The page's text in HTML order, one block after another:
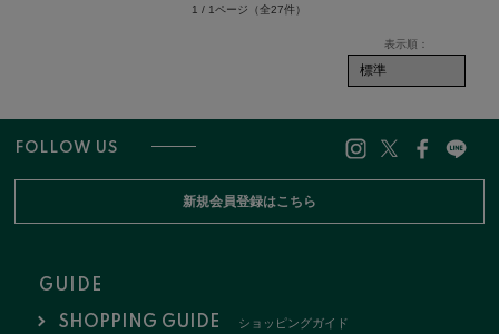
1 / 1ページ （全27件）
FOLLOW US
新規会員登録はこちら
GUIDE
SHOPPING GUIDE ショッピングガイド